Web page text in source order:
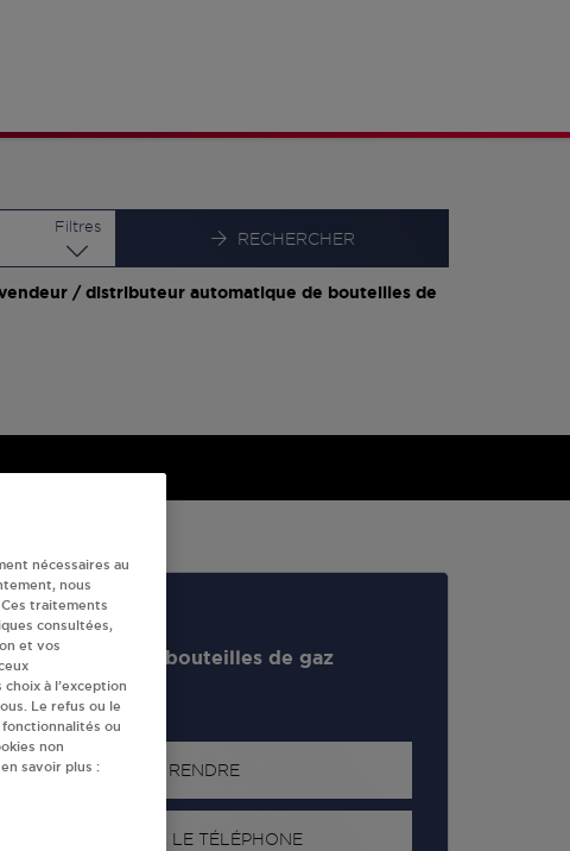
Filtres
RECHERCHER
/ distributeur automatique de bouteilles de
Revendeur de bouteilles de gaz
S'Y RENDRE
AFFICHER LE TÉLÉPHONE
nécessaires au
nous
traitements
consultées,
et vos
à l’exception
Le refus ou le
ou
non
savoir plus :